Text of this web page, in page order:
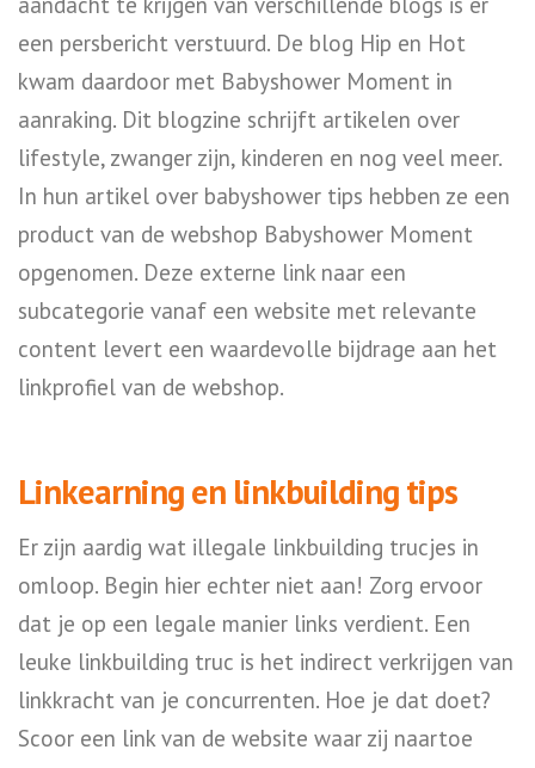
een persbericht verstuurd. De blog Hip en Hot
kwam daardoor met Babyshower Moment in
aanraking. Dit blogzine schrijft artikelen over
lifestyle, zwanger zijn, kinderen en nog veel meer.
In hun artikel over babyshower tips hebben ze een
product van de webshop Babyshower Moment
opgenomen. Deze externe link naar een
subcategorie vanaf een website met relevante
content levert een waardevolle bijdrage aan het
linkprofiel van de webshop.
Linkearning en linkbuilding tips
Er zijn aardig wat illegale linkbuilding trucjes in
omloop. Begin hier echter niet aan! Zorg ervoor
dat je op een legale manier links verdient. Een
leuke linkbuilding truc is het indirect verkrijgen van
linkkracht van je concurrenten. Hoe je dat doet?
Scoor een link van de website waar zij naartoe